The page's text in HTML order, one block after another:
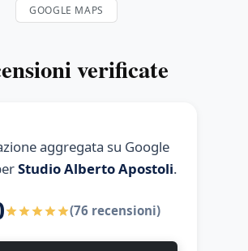
GOOGLE MAPS
verificate
aggregata su Google
Studio Alberto Apostoli.
(76 recensioni)